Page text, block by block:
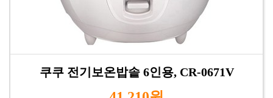
쿠쿠 전기보온밥솥 6인용, CR-0671V